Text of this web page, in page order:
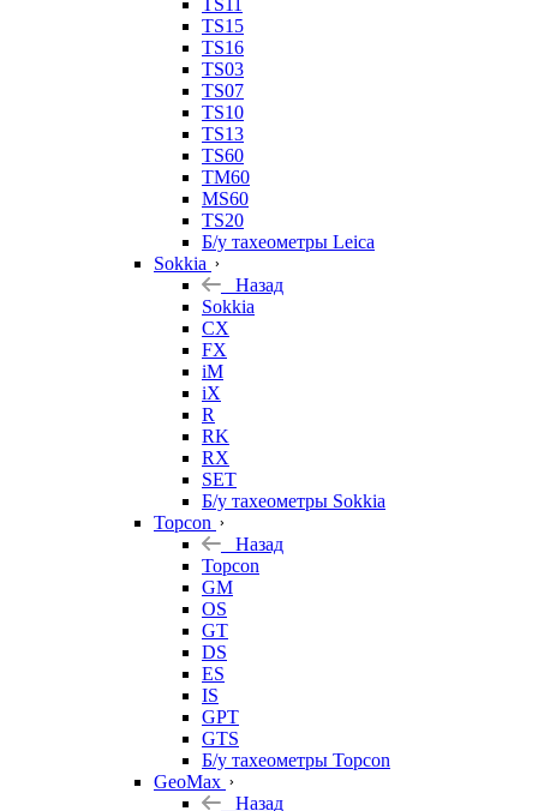
TS11
TS15
TS16
TS03
TS07
TS10
TS13
TS60
TM60
MS60
TS20
Б/у тахеометры Leica
Sokkia
Назад
Sokkia
CX
FX
iM
iX
R
RK
RX
SET
Б/у тахеометры Sokkia
Topcon
Назад
Topcon
GM
OS
GT
DS
ES
IS
GPT
GTS
Б/у тахеометры Topcon
GeoMax
Назад